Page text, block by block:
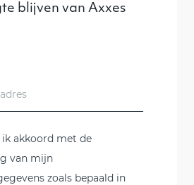
blijven van Axxes
akkoord met de
van mijn
zoals bepaald in